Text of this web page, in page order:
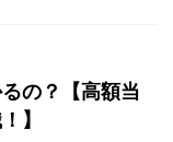
の？【高額当
】